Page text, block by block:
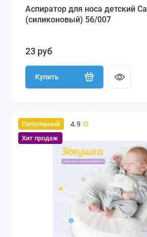
Аспиратор для носа детский
(силиконовый) 56/007
23 руб
Купить
Популярный
Хит продаж
4.9